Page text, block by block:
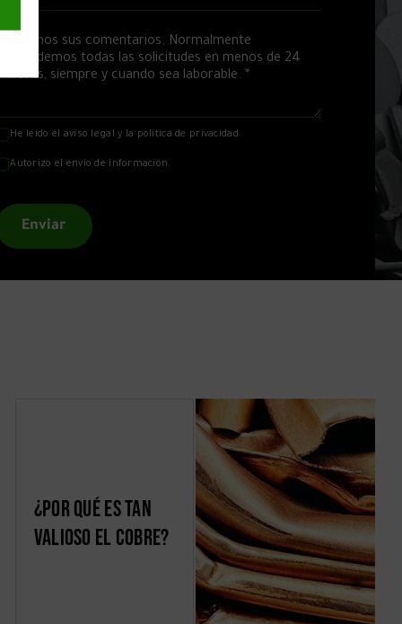
He leído el aviso legal y la política de privacidad.
Autorizo el envío de información.
Enviar
¿Por qué es tan
valioso el cobre?